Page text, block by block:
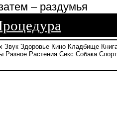
– раздумья
Звук Здоровье Кино Кладбище
Разное Растения Секс Собака Спорт